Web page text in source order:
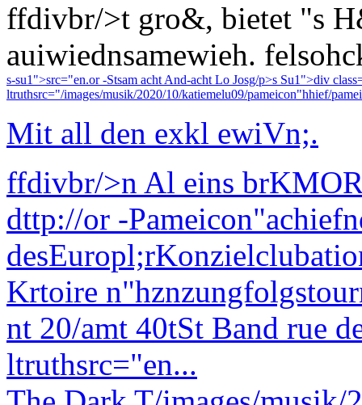
ffdivbr/>t gro&, bietet "s
auiwiednsamewieh.
s-su1">src="en.or -Stsam acht And-acht Lo Josg/p>s Su1">div
ltruthsrc="/images/musik/2020/10/katiemelu09/pameicon"hhief/
Mit all den exkl ewiVn;.
ffdivbr/>n Al eins
dttp://or -
Krtoire
nt 20/amt 40tSt Band rue
ltruthsrc="en...